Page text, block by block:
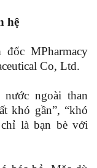
hệ
ngoài than
khó gần”, “khó
là bạn bè với